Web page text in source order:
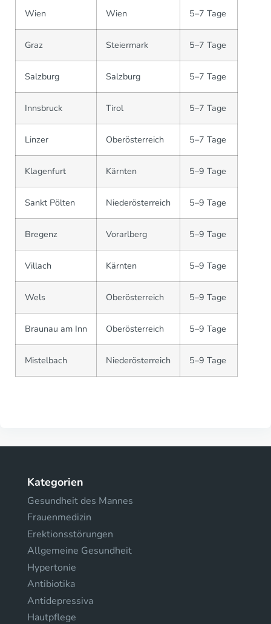
Wien Wien 5–7 Tage
Graz Steiermark 5–7 Tage
Salzburg Salzburg 5–7 Tage
Innsbruck Tirol 5–7 Tage
Linzer Oberösterreich 5–7 Tage
Klagenfurt Kärnten 5–9 Tage
Sankt Pölten Niederösterreich 5–9 Tage
Bregenz Vorarlberg 5–9 Tage
Villach Kärnten 5–9 Tage
Wels Oberösterreich 5–9 Tage
Braunau am Inn Oberösterreich 5–9 Tage
Mistelbach Niederösterreich 5–9 Tage
Kategorien
Gesundheit des Mannes
Frauenmedizin
Erektionsstörungen
Allgemeine Gesundheit
Hypertonie
Antibiotika
Antidepressiva
Hautpflege